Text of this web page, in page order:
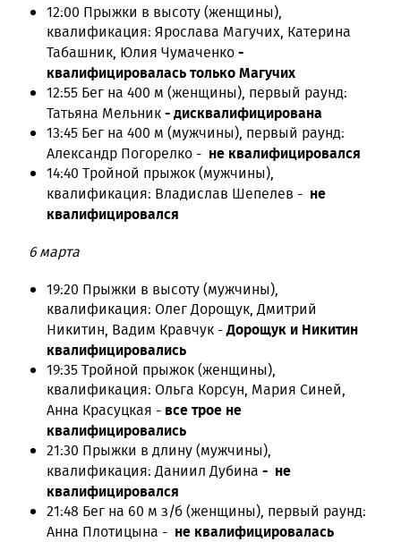
12:00 Прыжки в высоту (женщины),
квалификация: Ярослава Магучих, Катерина
Табашник, Юлия Чумаченко-
квалифицировалась только Магучих
12:55 Бег на 400 м (женщины), первый раунд:
Татьяна Мельник- дисквалифицирована
13:45 Бег на 400 м (мужчины), первый раунд:
Александр Погорелко - не квалифицировался
14:40 Тройной прыжок (мужчины),
квалификация: Владислав Шепелев - не
квалифицировался
6 марта
19:20 Прыжки в высоту (мужчины),
квалификация: Олег Дорощук, Дмитрий
Никитин, Вадим Кравчук -Дорощук и Никитин
квалифицировались
19:35 Тройной прыжок (женщины),
квалификация: Ольга Корсун, Мария Синей,
Анна Красуцкая - все трое не
квалифицировались
21:30 Прыжки в длину (мужчины),
квалификация: Даниил Дубина - не
квалифицировался
21:48 Бег на 60 м з/б (женщины), первый раунд:
Анна Плотицына - не квалифицировалась